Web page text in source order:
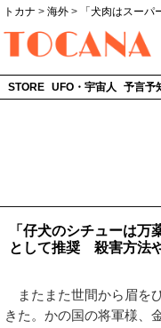
トカナ > 海外 >
「犬肉はスー
STORE UFO・宇宙人 予言予
「仔犬のシチューは
として推奨 殺害方法
またまた世間から眉を
きた。かの国の将軍様、